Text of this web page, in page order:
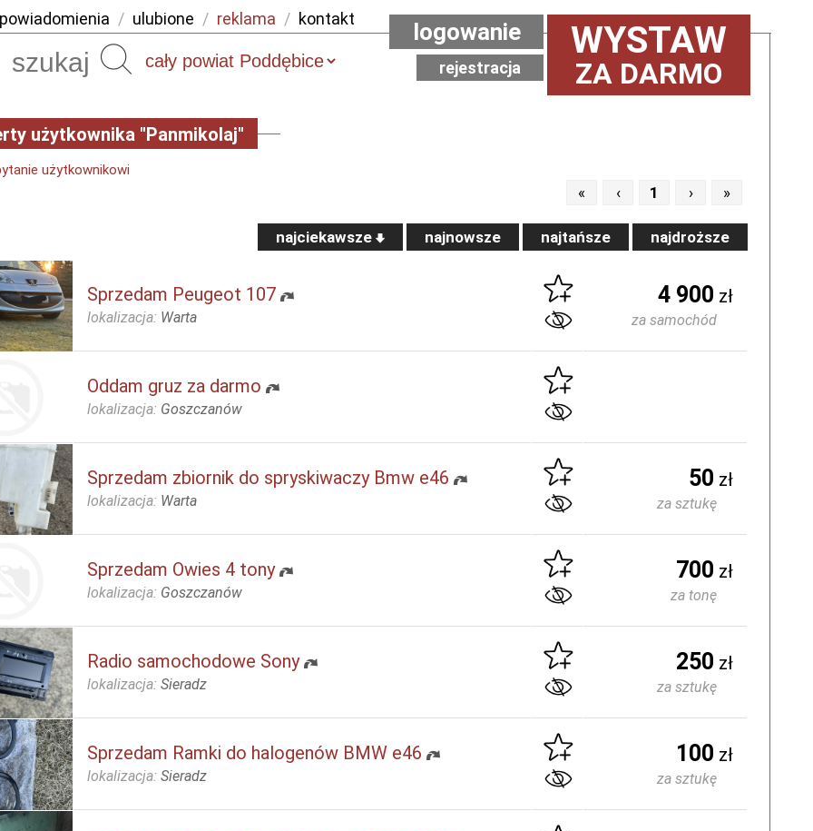
powiadomienia / ulubione / reklama / kontakt
Szukaj WYSTAW
ZA DARMO
logowanie
rejestracja
użytkownika "Panmikolaj"
użytkownikowi
« ‹ 1 › »
najciekawsze najnowsze najtańsze najdroższe
Sprzedam Peugeot 107
lokalizacja: Warta
4 900 zł
za samochód
Oddam gruz za darmo
lokalizacja: Goszczanów
Sprzedam zbiornik do spryskiwaczy Bmw e46
lokalizacja: Warta
50 zł
za sztukę
Sprzedam Owies 4 tony
lokalizacja: Goszczanów
700 zł
za tonę
Radio samochodowe Sony
lokalizacja: Sieradz
250 zł
za sztukę
Sprzedam Ramki do halogenów BMW e46
lokalizacja: Sieradz
100 zł
za sztukę